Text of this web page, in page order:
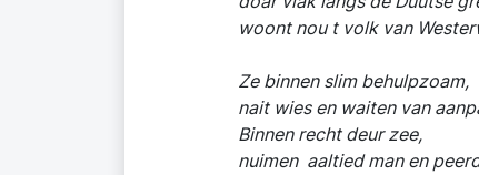
woont nou t volk van
Ze binnen slim behulpzoam,
nait wies en waiten van
Binnen recht deur zee,
nuimen aaltied man en peerd